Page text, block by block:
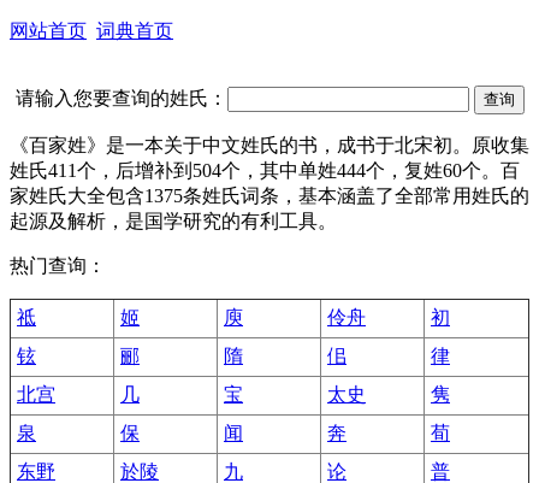
网站首页 词典首页
请输入您要查询的姓氏：
《百家姓》是一本关于中文姓氏的书，成书于北宋初。原收集
姓氏411个，后增补到504个，其中单姓444个，复姓60个。百
家姓氏大全包含1375条姓氏词条，基本涵盖了全部常用姓氏的
起源及解析，是国学研究的有利工具。
热门查询：
祗 姬 庾 伶舟
初
铉
郦 隋 佀
律
北宫
几 宝 太史
隽
泉
保 闻 奔
荀
东野
於陵 九 论
普